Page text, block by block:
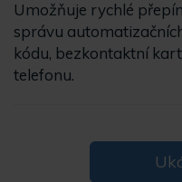
Umožňuje rychlé
správu
kódu, bezkontaktní
telefonu.